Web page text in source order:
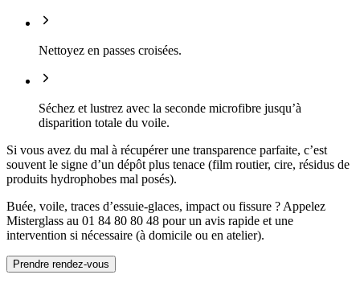
Nettoyez en passes croisées.
Séchez et lustrez avec la seconde microfibre jusqu’à
disparition totale du voile.
Si vous avez du mal à récupérer une transparence parfaite, c’est
souvent le signe d’un dépôt plus tenace (film routier, cire, résidus de
produits hydrophobes mal posés).
Buée, voile, traces d’essuie-glaces, impact ou fissure ? Appelez
Misterglass au 01 84 80 80 48 pour un avis rapide et une
intervention si nécessaire (à domicile ou en atelier).
Prendre rendez-vous